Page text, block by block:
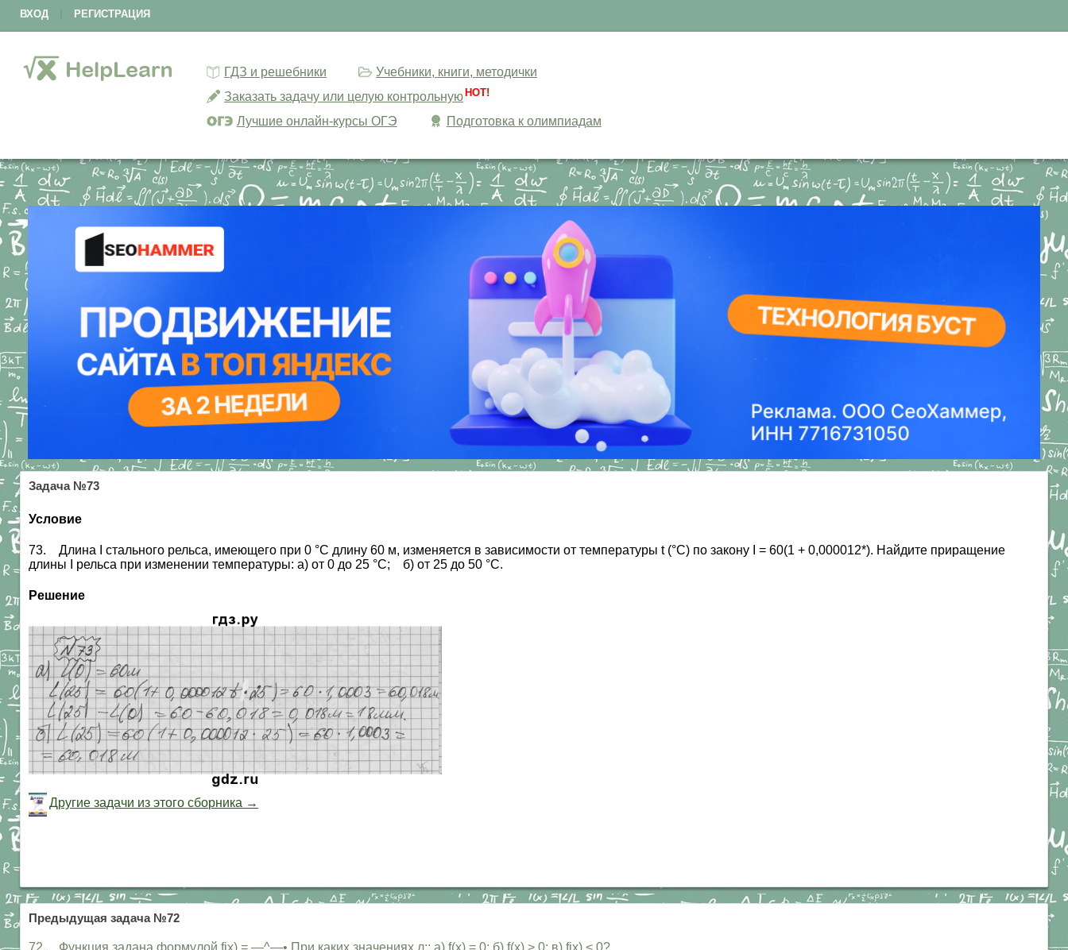
ВХОД РЕГИСТРАЦИЯ
ГДЗ и решебники
Учебники, книги, методички
Заказать задачу или целую контрольную HOT!
Лучшие онлайн-курсы ОГЭ Подготовка к олимпиадам
Задача №73
Условие
73. Длина I стального рельса, имеющего при 0 °С длину 60 м, изменяется в зависимости от температуры t (°С) по закону I = 60(1 + 0,000012*). Найдите приращение
длины I рельса при изменении температуры: а) от 0 до 25 °С; б) от 25 до 50 °С.
Решение
Другие задачи из этого сборника →
Предыдущая задача №72